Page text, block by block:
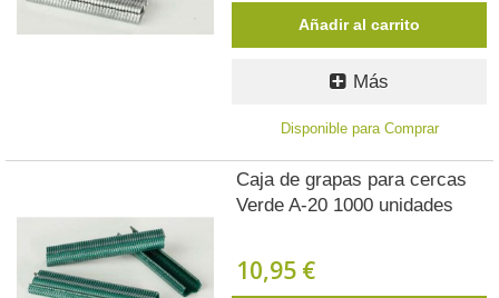
Añadir al carrito
Más
Disponible para Comprar
Caja de grapas para cercas
Verde A-20 1000 unidades
10,95 €